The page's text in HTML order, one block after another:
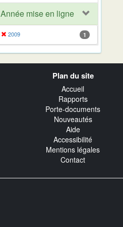
Année mise en ligne
2009 1
Plan du site
Accueil
Rapports
Porte-documents
Nouveautés
Aide
Accessibilité
Mentions légales
Contact